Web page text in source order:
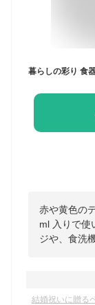
赤や黄色の
ml 入りで使
ジや、食洗
結婚祝いに贈る